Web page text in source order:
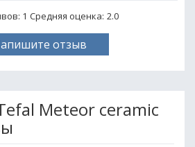
1 Средняя оценка: 2.0
отзыв
Meteor ceramic